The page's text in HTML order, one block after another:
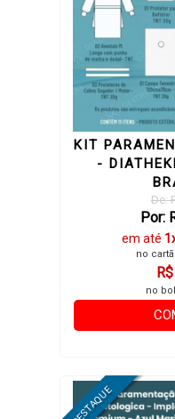
KIT
-
De:
Por:
em até
no
no